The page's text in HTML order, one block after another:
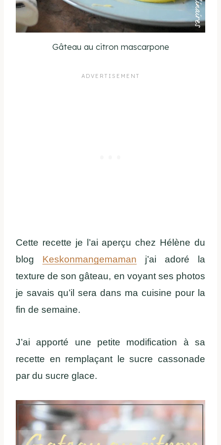
Gâteau au citron mascarpone
Cette recette je l’ai aperçu chez Hélène du
blog Keskonmangemaman j’ai adoré la
texture de son gâteau, en voyant ses photos
je savais qu’il sera dans ma cuisine pour la
fin de semaine.
J’ai apporté une petite modification à sa
recette en remplaçant le sucre cassonade
par du sucre glace.